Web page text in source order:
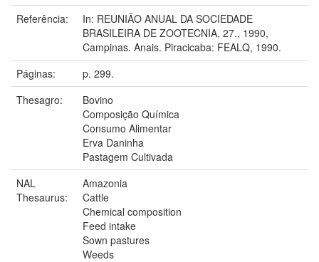
Referência:
In: REUNIÃO ANUAL DA SOCIEDADE
BRASILEIRA DE ZOOTECNIA, 27., 1990,
Campinas. Anais. Piracicaba: FEALQ, 1990.
Páginas:
p. 299.
Thesagro:
Bovino
Composição Química
Consumo Alimentar
Erva Daninha
Pastagem Cultivada
NAL
Thesaurus:
Amazonia
Cattle
Chemical composition
Feed intake
Sown pastures
Weeds